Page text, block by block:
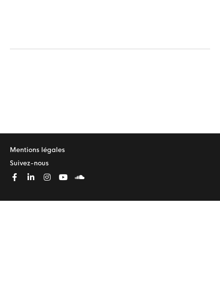
Mentions légales
Suivez-nous